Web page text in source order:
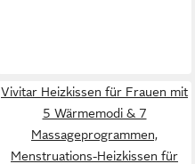
Vivitar Heizkissen für Frauen mit
5 Wärmemodi & 7
Massageprogrammen,
Menstruations-Heizkissen für